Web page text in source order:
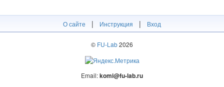
О сайте | Инструкция | Вход
© FU-Lab2026
Email:komi@fu-lab.ru